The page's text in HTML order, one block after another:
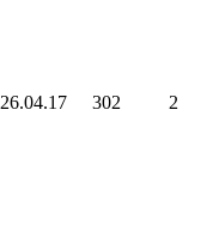
26.04.17 302 2